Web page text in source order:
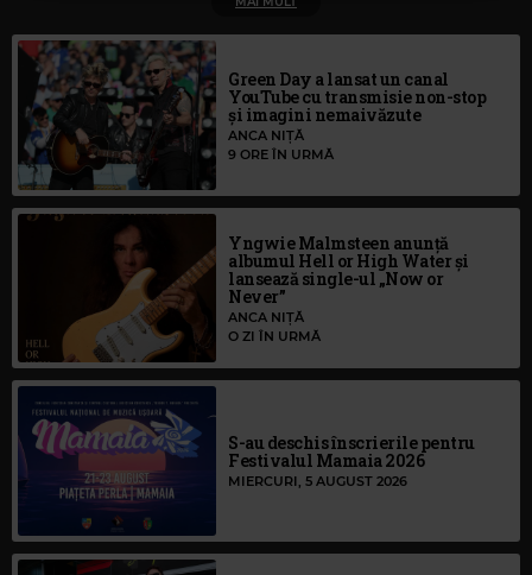
Green Day a lansat un canal
YouTube cu transmisie non-stop
și imagini nemaivăzute
ANCA NIȚĂ
9 ORE ÎN URMĂ
Yngwie Malmsteen anunță
albumul Hell or High Water și
lansează single-ul „Now or
Never”
ANCA NIȚĂ
O ZI ÎN URMĂ
S-au deschis înscrierile pentru
Festivalul Mamaia 2026
MIERCURI, 5 AUGUST 2026